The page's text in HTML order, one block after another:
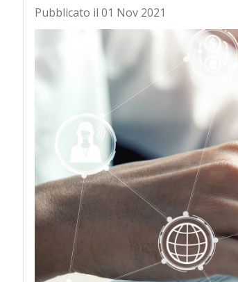
Pubblicato il 01 Nov 2021